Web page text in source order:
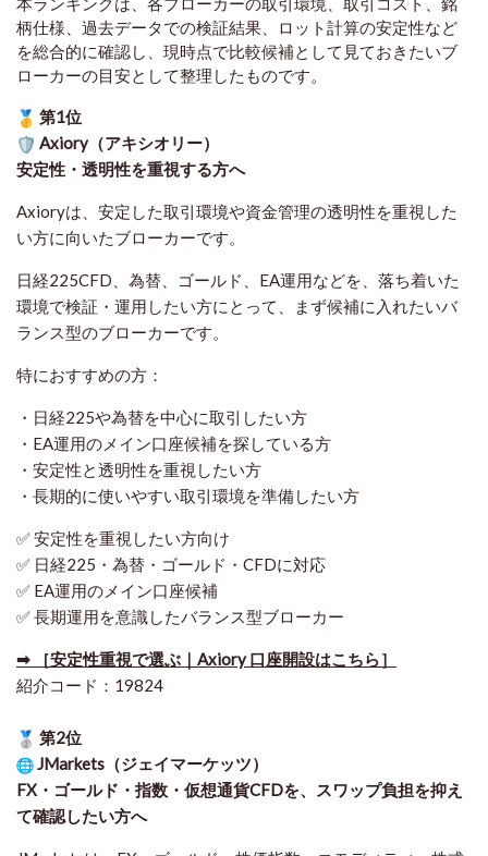
柄仕様、過去データでの検証結果、ロット計算の安定性など
を総合的に確認し、現時点で比較候補として見ておきたいブ
ローカーの目安として整理したものです。
第1位
Axiory（アキシオリー）
安定性・透明性を重視する方へ
Axioryは、安定した取引環境や資金管理の透明性を重視した
い方に向いたブローカーです。
日経225CFD、為替、ゴールド、EA運用などを、落ち着いた
環境で検証・運用したい方にとって、まず候補に入れたいバ
ランス型のブローカーです。
特におすすめの方：
・日経225や為替を中心に取引したい方
・EA運用のメイン口座候補を探している方
・安定性と透明性を重視したい方
・長期的に使いやすい取引環境を準備したい方
✅ 安定性を重視したい方向け
✅ 日経225・為替・ゴールド・CFDに対応
✅ EA運用のメイン口座候補
✅ 長期運用を意識したバランス型ブローカー
➡ ［安定性重視で選ぶ｜Axiory 口座開設はこちら］
紹介コード：19824
第2位
JMarkets（ジェイマーケッツ）
FX・ゴールド・指数・仮想通貨CFDを、スワップ負担を抑え
て確認したい方へ